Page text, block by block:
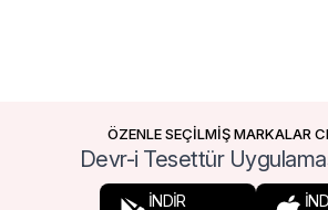
ÖZENLE SEÇİLMİŞ MARKALAR
Devr-i Tesettür
İNDİR